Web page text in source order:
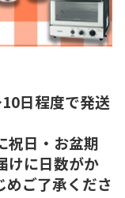
日程度で発送
祝日・お盆期
けに日数がか
めご了承くださ